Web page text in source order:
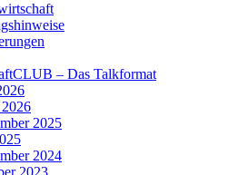
– Das Talkformat
2025
2024
2023